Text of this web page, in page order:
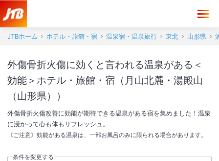
JTBホーム ホテル・旅館・宿 温泉宿・温泉旅行 東北 山形県
外傷骨折火傷に効くと言われる温泉がある＜
効能＞ホテル・旅館・宿（月山北麓・湯殿山
（山形県））
外傷骨折火傷改善に効能が期待できる温泉がある宿を集めました！温泉
に浸かって心も体もリフレッシュ。
《ご注意》効能がある温泉は、一部お風呂のみに限られる場合があります。
条件を変更する